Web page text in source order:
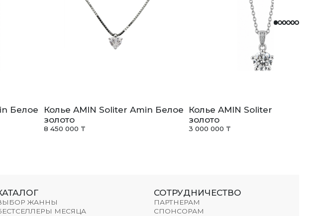
Белое
Колье AMIN Soliter Amin Белое
золото
8 450 000 ₸
Колье AMIN Soliter Amin
золото
3 000 000 ₸
ЖАННЫ
МЕСЯЦА
СОТРУДНИЧЕСТВО
ПАРТНЕРАМ
СПОНСОРАМ